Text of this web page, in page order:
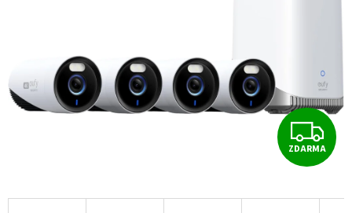
Z
D
A
ZDARMA